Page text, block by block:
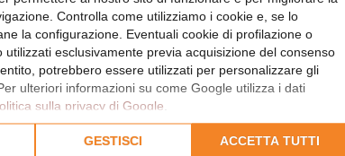
Controlla come utilizziamo i cookie e, se lo
la configurazione. Eventuali cookie di profilazione o
utilizzati esclusivamente previa acquisizione del consenso
potrebbero essere utilizzati per personalizzare gli
ulteriori informazioni su come Google utilizza i dati
sulla privacy di Google
cookie completa.
GESTISCI ACCETTA TUTTI
Rosso Fascia in lana rosso scuro